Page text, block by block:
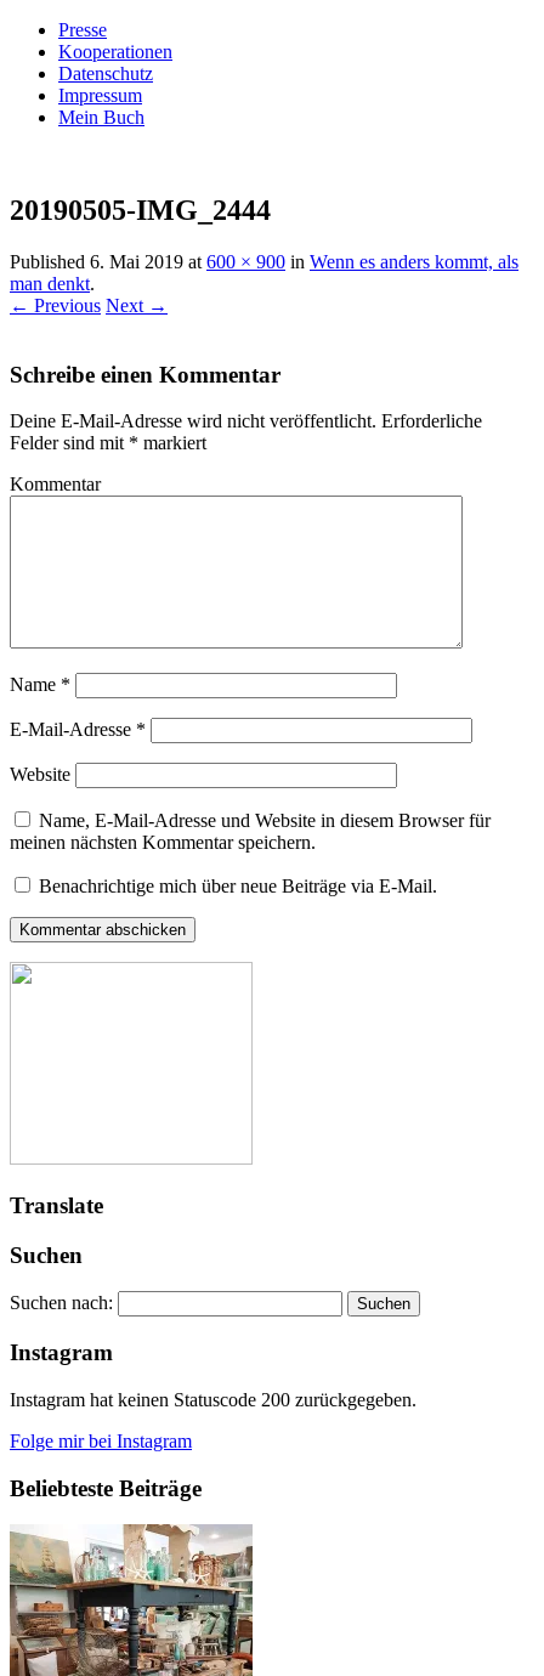
Presse
Kooperationen
Datenschutz
Impressum
Mein Buch
Villa König
20190505-IMG_2444
Published 6. Mai 2019 at 600 × 900 in Wenn es anders kommt, als
man denkt.
← Previous Next →
Schreibe einen Kommentar
Deine E-Mail-Adresse wird nicht veröffentlicht. Erforderliche
Felder sind mit * markiert
Kommentar
Name *
E-Mail-Adresse *
Website
Name, E-Mail-Adresse und Website in diesem Browser für
meinen nächsten Kommentar speichern.
Benachrichtige mich über neue Beiträge via E-Mail.
Translate
Suchen
Suchen nach:
Instagram
Instagram hat keinen Statuscode 200 zurückgegeben.
Folge mir bei Instagram
Beliebteste Beiträge